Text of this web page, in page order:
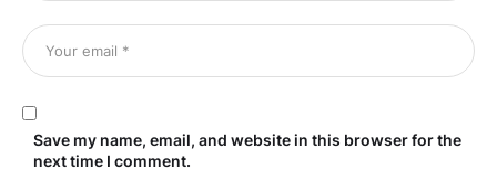
Save my name, email, and website in this browser for the
next time I comment.